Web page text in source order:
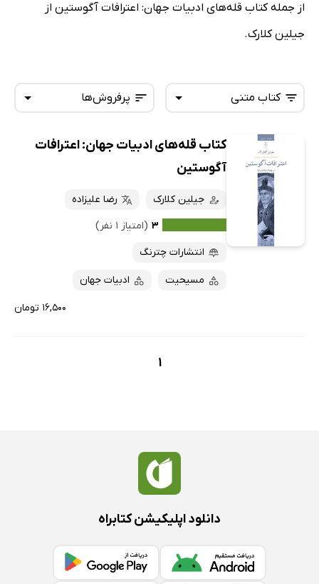
از جمله کتاب قله‌های ادبیات جهان: اعترافات آگوستین از
جیلین کلارک.
پرفروش‌ها
تازه‌ها
پرفروش‌ها
پربحث‌ها
ارزان ترین‌ها
کتاب متنی
همه کتاب‌ها
کتاب‌های صوتی
کتاب‌های متنی
کتاب قله‌های ادبیات جهان: اعترافات
آگوستین
جیلین کلارک
رضا علیزاده
۳ (امتیاز ۱ نفر)
انتشارات چترنگ
مسیحیت ادبیات جهان
۱۶,۵۰۰ تومان
1
دانلود اپلیکیشن کتابراه